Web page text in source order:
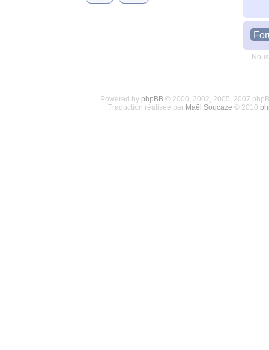
Powered by phpBB© 2000, 2002, 2005, 2007
Traduction réalisée par Maël Soucaze © 2010